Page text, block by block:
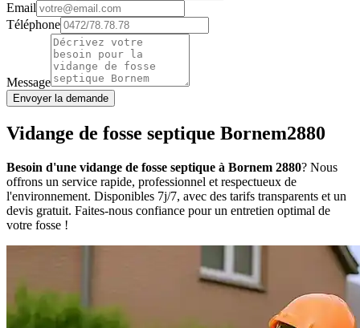
Email
Téléphone
Message
Envoyer la demande
Vidange de fosse septique Bornem2880
Besoin d'une vidange de fosse septique à Bornem 2880? Nous
offrons un service rapide, professionnel et respectueux de
l'environnement. Disponibles 7j/7, avec des tarifs transparents et un
devis gratuit. Faites-nous confiance pour un entretien optimal de
votre fosse !